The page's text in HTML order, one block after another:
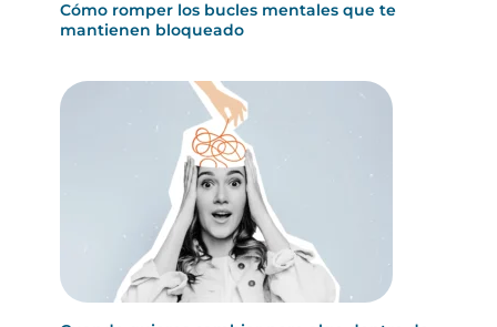
Cómo romper los bucles mentales que te
mantienen bloqueado